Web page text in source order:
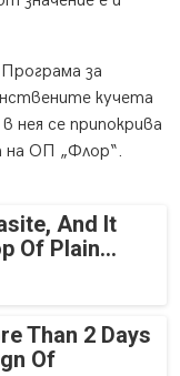
за
кучета
нея се припокрива
на ОП „Флор“.
And It
Of Plain...
Than 2 Days
Of